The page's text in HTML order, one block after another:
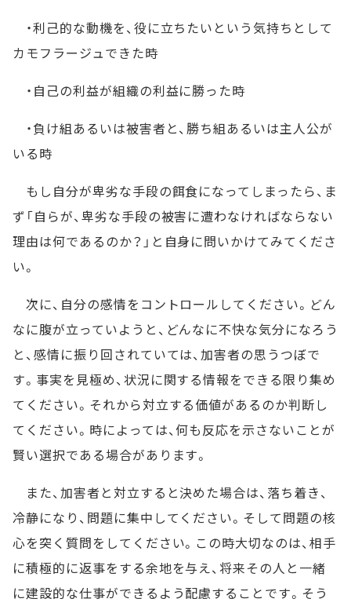
・利己的な動機を、役に立ちたいという気持ちとして
カモフラージュできた時
・自己の利益が組織の利益に勝った時
・負け組あるいは被害者と、勝ち組あるいは主人公が
いる時
もし自分が卑劣な手段の餌食になってしまったら、ま
ず「自らが、卑劣な手段の被害に遭わなければならない
理由は何であるのか？」と自身に問いかけてみてくださ
い。
次に、自分の感情をコントロールしてください。どん
なに腹が立っていようと、どんなに不快な気分になろう
と、感情に振り回されていては、加害者の思うつぼで
す。事実を見極め、状況に関する情報をできる限り集め
てください。それから対立する価値があるのか判断し
てください。時によっては、何も反応を示さないことが
賢い選択である場合があります。
また、加害者と対立すると決めた場合は、落ち着き、
冷静になり、問題に集中してください。そして問題の核
心を突く質問をしてください。この時大切なのは、相手
に積極的に返事をする余地を与え、将来その人と一緒
に建設的な仕事ができるよう配慮することです。そう